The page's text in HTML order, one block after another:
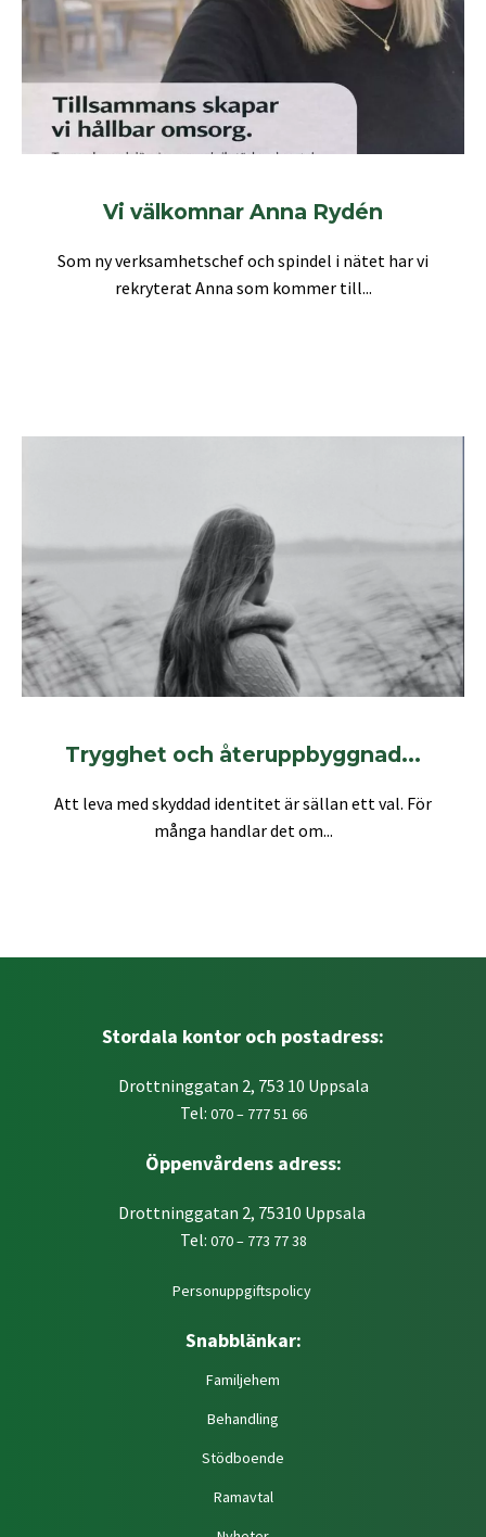
Vi välkomnar Anna Rydén
Som ny verksamhetschef och spindel i nätet har vi
rekryterat Anna som kommer till...
Trygghet och återuppbyggnad...
Att leva med skyddad identitet är sällan ett val. För
många handlar det om...
Stordala kontor och postadress:
Drottninggatan 2, 753 10 Uppsala
Tel: 070 – 777 51 66
Öppenvårdens adress:
Drottninggatan 2, 75310 Uppsala
Tel: 070 – 773 77 38
Personuppgiftspolicy
Snabblänkar:
Familjehem
Behandling
Stödboende
Ramavtal